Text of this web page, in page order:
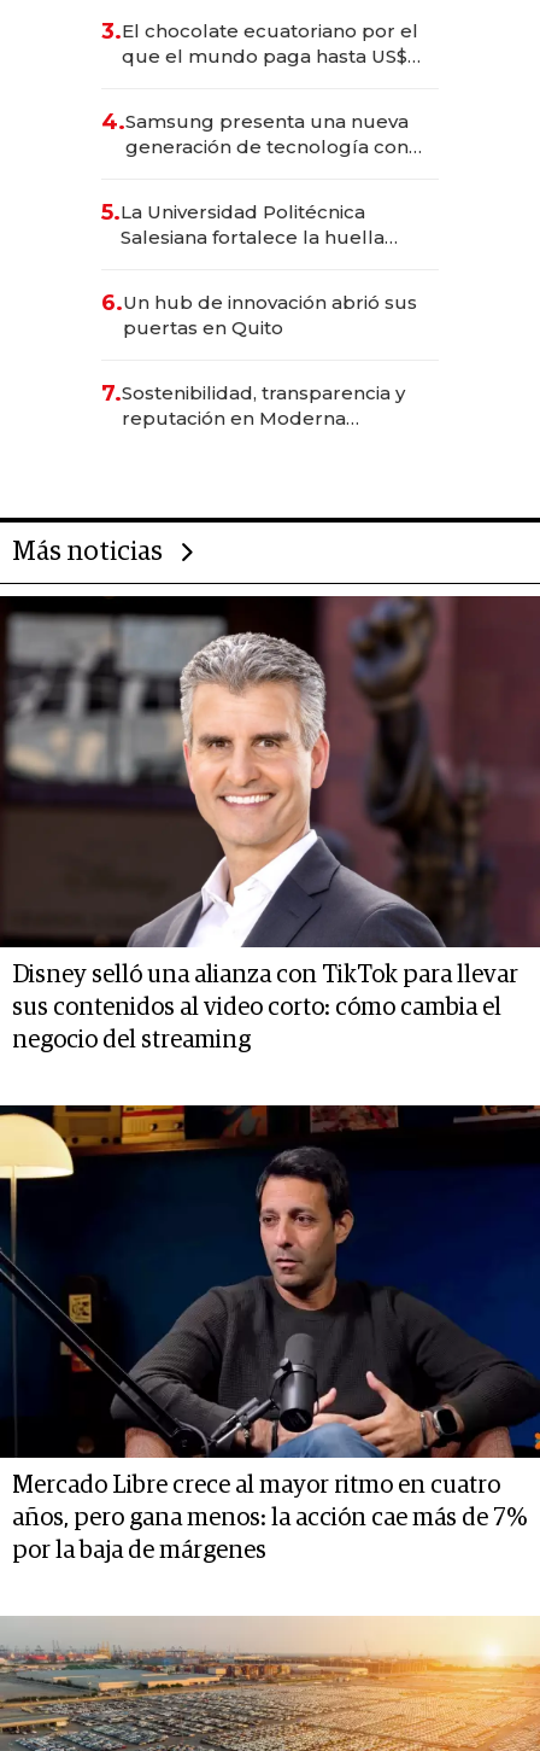
3.El chocolate ecuatoriano por el
que el mundo paga hasta US$
4.Samsung presenta una nueva
generación de tecnología con
5.La Universidad Politécnica
Salesiana fortalece la huella
6.Un hub de innovación abrió sus
puertas en Quito
7.Sostenibilidad, transparencia y
reputación en Moderna
Más noticias
Disney selló una alianza con TikTok para llevar
sus contenidos al video corto: cómo cambia el
negocio del streaming
Mercado Libre crece al mayor ritmo en cuatro
años, pero gana menos: la acción cae más de 7%
por la baja de márgenes